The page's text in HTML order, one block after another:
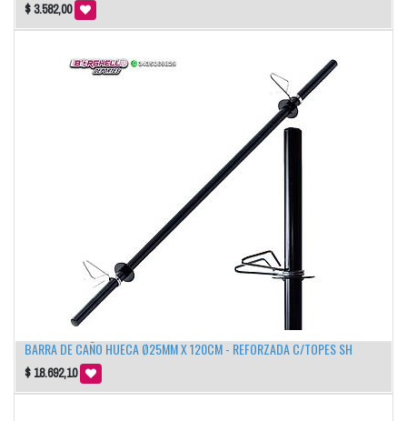
$3.582,00
BARRA DE CAÑO HUECA Ø25MM X 120CM - REFORZADA C/TOPES SH
$ 18.692,10